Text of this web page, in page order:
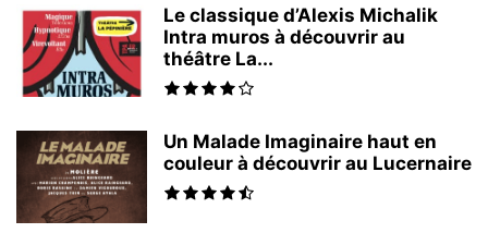
Le classique d’Alexis Michalik
Intra muros à découvrir au
théâtre La...
Un Malade Imaginaire haut en
couleur à découvrir au Lucernaire